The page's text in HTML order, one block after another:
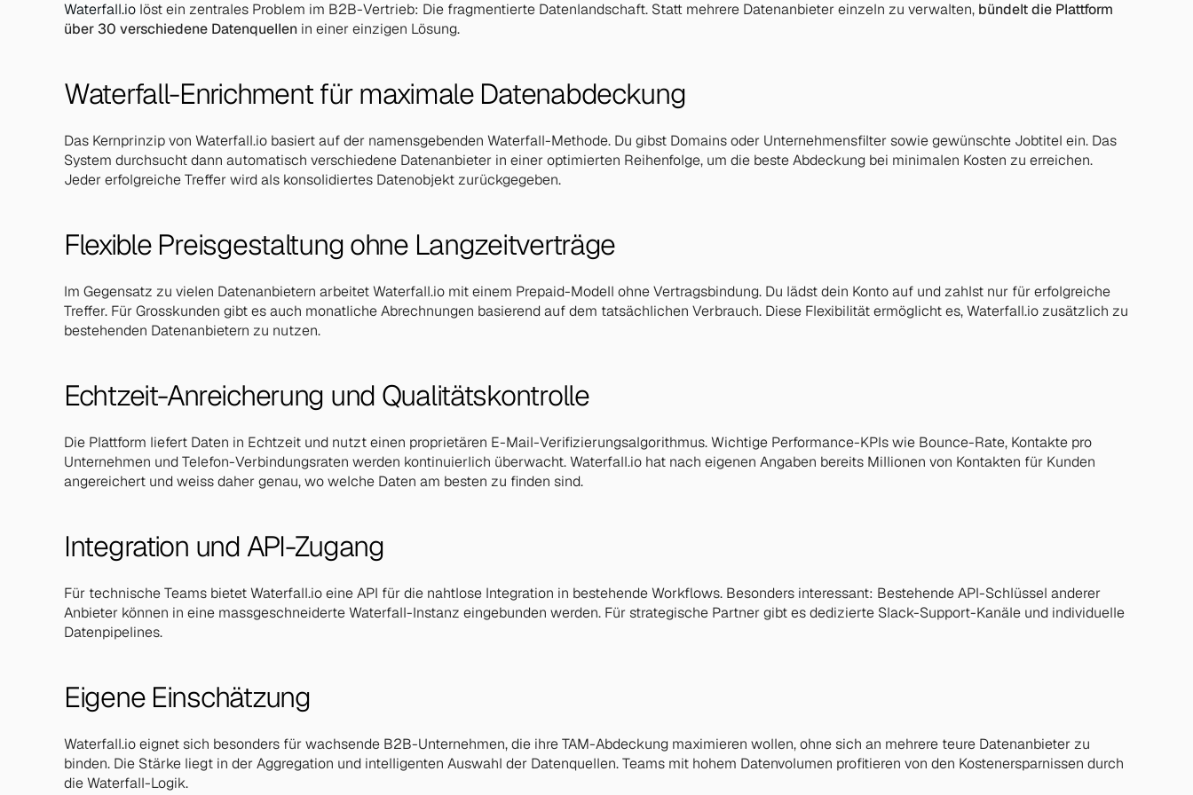
Outreach
Koordinierter Outreach über Email, LinkedIn und Telefon. Wir liefern — du führst die Gespräche.
Waterfall.io löst ein zentrales Problem im B2B-Vertrieb: Die fragmentierte Datenlandschaft. Statt mehrere Datenanbieter einzeln zu verwalten, bündelt die Plattform
über 30 verschiedene Datenquellen in einer einzigen Lösung.
Waterfall-Enrichment für maximale Datenabdeckung
Das Kernprinzip von Waterfall.io basiert auf der namensgebenden Waterfall-Methode. Du gibst Domains oder Unternehmensfilter sowie gewünschte Jobtitel ein. Das
System durchsucht dann automatisch verschiedene Datenanbieter in einer optimierten Reihenfolge, um die beste Abdeckung bei minimalen Kosten zu erreichen.
Jeder erfolgreiche Treffer wird als konsolidiertes Datenobjekt zurückgegeben.
Flexible Preisgestaltung ohne Langzeitverträge
Im Gegensatz zu vielen Datenanbietern arbeitet Waterfall.io mit einem Prepaid-Modell ohne Vertragsbindung. Du lädst dein Konto auf und zahlst nur für erfolgreiche
Treffer. Für Grosskunden gibt es auch monatliche Abrechnungen basierend auf dem tatsächlichen Verbrauch. Diese Flexibilität ermöglicht es, Waterfall.io zusätzlich zu
bestehenden Datenanbietern zu nutzen.
Echtzeit-Anreicherung und Qualitätskontrolle
Die Plattform liefert Daten in Echtzeit und nutzt einen proprietären E-Mail-Verifizierungsalgorithmus. Wichtige Performance-KPIs wie Bounce-Rate, Kontakte pro
Unternehmen und Telefon-Verbindungsraten werden kontinuierlich überwacht. Waterfall.io hat nach eigenen Angaben bereits Millionen von Kontakten für Kunden
angereichert und weiss daher genau, wo welche Daten am besten zu finden sind.
Integration und API-Zugang
Für technische Teams bietet Waterfall.io eine API für die nahtlose Integration in bestehende Workflows. Besonders interessant: Bestehende API-Schlüssel anderer
Anbieter können in eine massgeschneiderte Waterfall-Instanz eingebunden werden. Für strategische Partner gibt es dedizierte Slack-Support-Kanäle und individuelle
Datenpipelines.
Eigene Einschätzung
Waterfall.io eignet sich besonders für wachsende B2B-Unternehmen, die ihre TAM-Abdeckung maximieren wollen, ohne sich an mehrere teure Datenanbieter zu
binden. Die Stärke liegt in der Aggregation und intelligenten Auswahl der Datenquellen. Teams mit hohem Datenvolumen profitieren von den Kostenersparnissen durch
die Waterfall-Logik.